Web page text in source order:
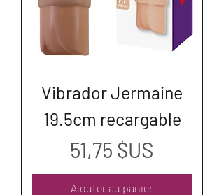
Vibrador Jermaine
19.5cm recargable
Prix
51,75 $US
Ajouter au panier